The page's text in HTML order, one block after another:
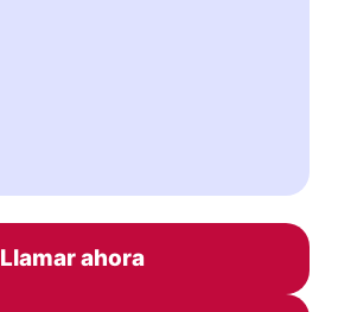
Llamar ahora